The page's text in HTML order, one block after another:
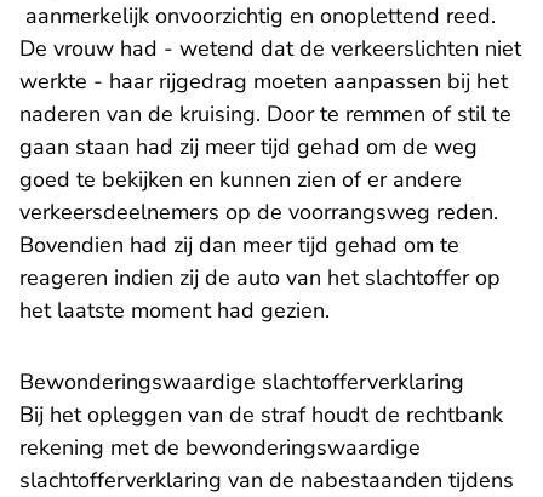
aanmerkelijk onvoorzichtig en onoplettend reed.
De vrouw had - wetend dat de verkeerslichten niet
werkte - haar rijgedrag moeten aanpassen bij het
naderen van de kruising. Door te remmen of stil te
gaan staan had zij meer tijd gehad om de weg
goed te bekijken en kunnen zien of er andere
verkeersdeelnemers op de voorrangsweg reden.
Bovendien had zij dan meer tijd gehad om te
reageren indien zij de auto van het slachtoffer op
het laatste moment had gezien.
Bewonderingswaardige slachtofferverklaring
Bij het opleggen van de straf houdt de rechtbank
rekening met de bewonderingswaardige
slachtofferverklaring van de nabestaanden tijdens